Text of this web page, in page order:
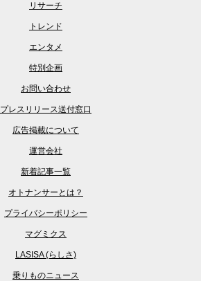
リサーチ
トレンド
エンタメ
特別企画
お問い合わせ
プレスリリース送付窓口
広告掲載について
運営会社
新着記事一覧
オトナンサーとは？
プライバシーポリシー
マグミクス
LASISA (らしさ)
乗りものニュース